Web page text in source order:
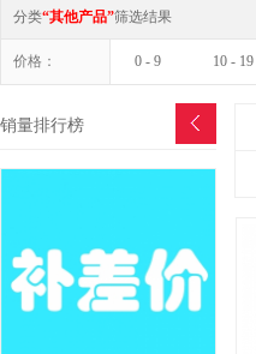
分类“其他产品”筛选结果
价格： 0 - 9 10 - 19
销量排行榜